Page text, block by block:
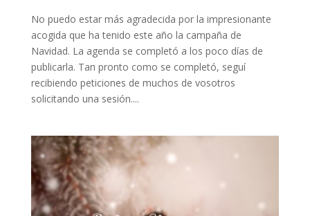
No puedo estar más agradecida por la impresionante
acogida que ha tenido este año la campaña de
Navidad. La agenda se completó a los poco días de
publicarla. Tan pronto como se completó, seguí
recibiendo peticiones de muchos de vosotros
solicitando una sesión....